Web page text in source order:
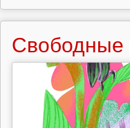
Свободные